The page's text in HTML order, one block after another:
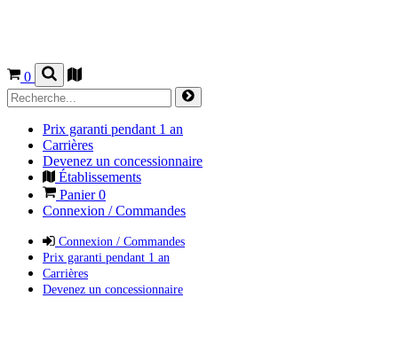
0
Prix garanti pendant 1 an
Carrières
Devenez un concessionnaire
Établissements
Panier0
Connexion / Commandes
Connexion / Commandes
Prix garanti pendant 1 an
Carrières
Devenez un concessionnaire